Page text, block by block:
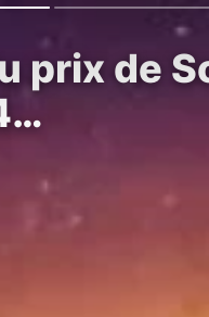
prix de